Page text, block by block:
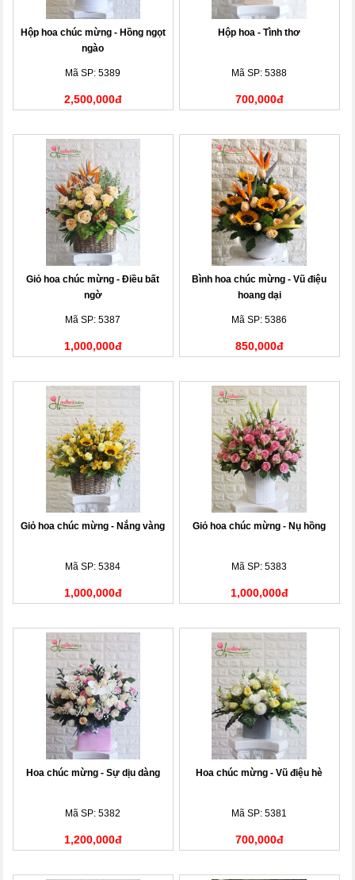
Hộp hoa chúc mừng - Hồng ngọt
ngào
Mã SP: 5389
2,500,000đ
Hộp hoa - Tình thơ
Mã SP: 5388
700,000đ
Giỏ hoa chúc mừng - Điều bất
ngờ
Mã SP: 5387
1,000,000đ
Bình hoa chúc mừng - Vũ điệu
hoang dại
Mã SP: 5386
850,000đ
Giỏ hoa chúc mừng - Nắng vàng
Mã SP: 5384
1,000,000đ
Giỏ hoa chúc mừng - Nụ hồng
Mã SP: 5383
1,000,000đ
Hoa chúc mừng - Sự dịu dàng
Mã SP: 5382
1,200,000đ
Hoa chúc mừng - Vũ điệu hè
Mã SP: 5381
700,000đ